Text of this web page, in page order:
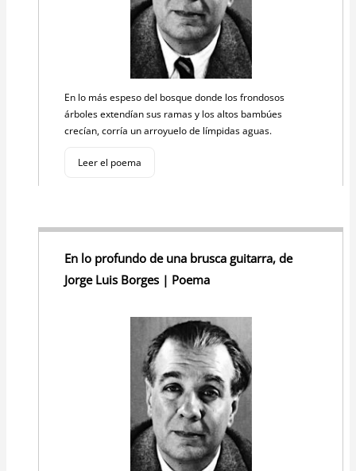
En lo más espeso del bosque donde los frondosos
árboles extendían sus ramas y los altos bambúes
crecían, corría un arroyuelo de límpidas aguas.
Leer el poema
En lo profundo de una brusca guitarra, de
Jorge Luis Borges | Poema